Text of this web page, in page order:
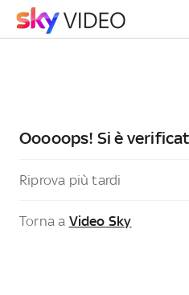
Ooooops! Si è
Riprova più tardi
Torna a Video Sky